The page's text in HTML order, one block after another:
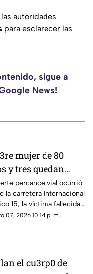
autoridades
para esclarecer las
sigue a
News!
mujer de 80
y tres quedan
tras aparatoso
en Limón de los
Culiacán
percance vial ocurrió
la carretera Internacional
15; la víctima fallecida
identificada en el sitio
07, 2026 10:14 p. m.
el cu3rp0 de